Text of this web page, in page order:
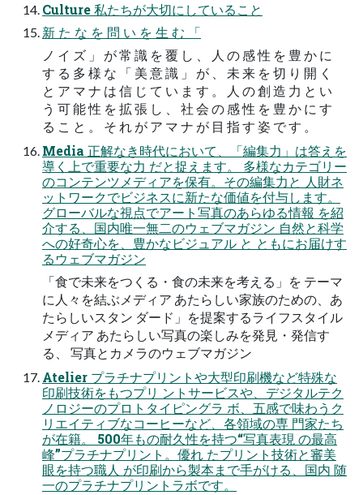
Culture 私たちが⼤切にしていること
新 た な を 問 い を ⽣ む 「
ノ イ ズ 」 が 常 識 を 覆 し 、 ⼈ の 感 性 を 豊 か に
す る 多 様 な 「 美 意 識 」 が 、 未 来 を 切 り 開 く
と ア マ ナ は 信 じ て い ま す 。 ⼈ の 創 造 ⼒ と い
う 可 能 性 を 拡 張 し 、 社 会 の 感 性 を 豊 か に す
る こ と 。 そ れ が ア マ ナ が ⽬ 指 す 姿 で す 。
Media 正解なき時代において、「編集⼒」は答えを
導く上で重要な⼒ だと捉えます。 多様なカテゴリー
のコンテンツメディアを保有。その編集⼒と ⼈財ネ
ットワークでビジネスに新たな価値を付与します。
グローバルな視点でアート写真のあらゆる情報 を紹
介する、国内唯⼀無⼆のウェブマガジン ⾃然と科学
への好奇⼼を、豊かなビジュアル と ともにお届けす
るウェブマガジン
「⾷で未来をつくる・⾷の未来を考える」を テーマ
に⼈々を結ぶメディア あたらしい家族のための、あ
たらしいスタン ダード」を提案するライフスタイル
メディア あたらしい写真の楽しみを発⾒・発信す
る、 写真とカメラのウェブマガジン
Atelier プラチナプリントや⼤型印刷機など特殊な
印刷技術をもつプリ ントサービスや、デジタルテク
ノロジーのプロトタイピングラ ボ、五感で味わうク
リエイティブなコーヒーなど、各領域の専 ⾨家たち
が在籍。 500年もの耐久性を持つ“写真表現 の最⾼
峰”プラチナプリント。優れ たプリント技術と審美
眼を持つ職⼈ が印刷から製本まで⼿がける、国内 随
⼀のプラチナプリントラボです。